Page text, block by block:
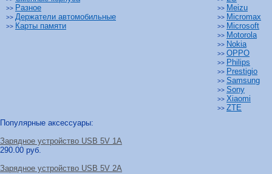
>> Разное
>> Держатели автомобильные
>> Карты памяти
>> Meizu
>> Micromax
>> Microsoft
>> Motorola
>> Nokia
>> OPPO
>> Philips
>> Prestigio
>> Samsung
>> Sony
>> Xiaomi
>> ZTE
Популярные аксессуары:
Зарядное устройство USB 5V 1A
290.00 руб.
Зарядное устройство USB 5V 2A